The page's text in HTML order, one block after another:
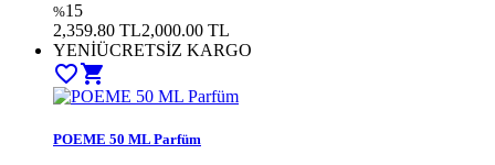
%15
2,359.80 TL2,000.00 TL
YENİÜCRETSİZ KARGO
favorite_bordershopping_cart
POEME 50 ML Parfüm